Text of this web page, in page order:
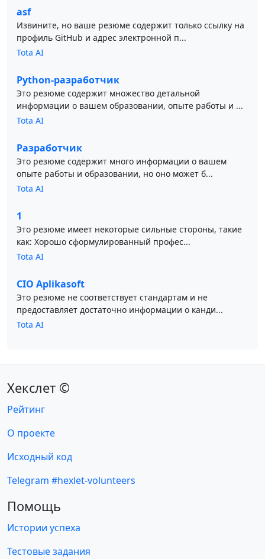
asf
Извините, но ваше резюме содержит только ссылку на
профиль GitHub и адрес электронной п...
Tota AI
Python-разработчик
Это резюме содержит множество детальной
информации о вашем образовании, опыте работы и ...
Tota AI
Разработчик
Это резюме содержит много информации о вашем
опыте работы и образовании, но оно может б...
Tota AI
1
Это резюме имеет некоторые сильные стороны, такие
как: Хорошо сформулированный профес...
Tota AI
CIO Aplikasoft
Это резюме не соответствует стандартам и не
предоставляет достаточно информации о канди...
Tota AI
Хекслет ©
Рейтинг
О проекте
Исходный код
Telegram #hexlet-volunteers
Помощь
Истории успеха
Тестовые задания